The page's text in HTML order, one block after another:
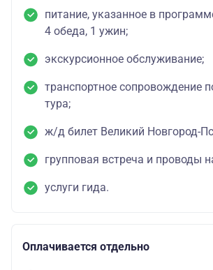
питание, указанное в
4 обеда, 1 ужин;
экскурсионное обслуживание;
транспортное сопровождение
тура;
ж/д билет Великий Новгород-
групповая встреча и проводы
услуги гида.
Оплачивается отдельно